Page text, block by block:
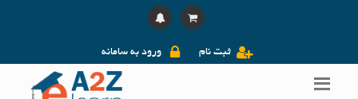
ورود به سامانه ثبت نام